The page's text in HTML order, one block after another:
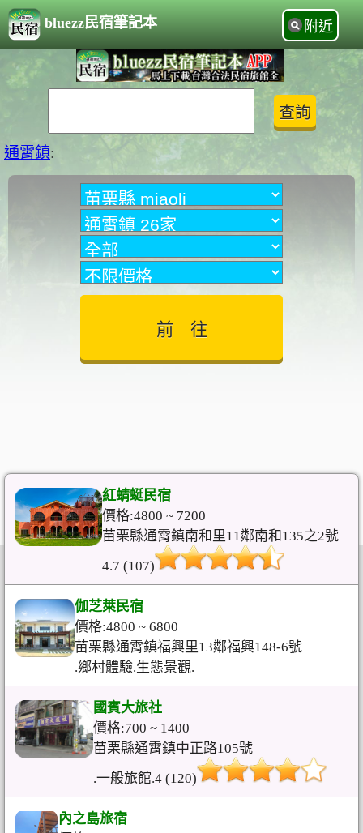
bluezz民宿筆記本 附近
通霄鎮:
紅蜻蜓民宿
價格:4800 ~ 7200
苗栗縣通霄鎮南和里11鄰南和135之2號
4.7 (107)
伽芝萊民宿
價格:4800 ~ 6800
苗栗縣通霄鎮福興里13鄰福興148-6號
.鄉村體驗.生態景觀.
國賓大旅社
價格:700 ~ 1400
苗栗縣通霄鎮中正路105號
.一般旅館.4 (120)
內之島旅宿